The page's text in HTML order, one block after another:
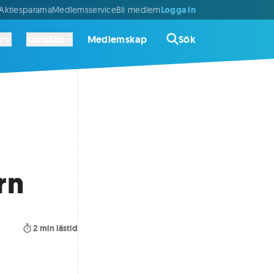
MedlemsserviceBli medlemLogga in
Medlemskap Sök
2 min lästid